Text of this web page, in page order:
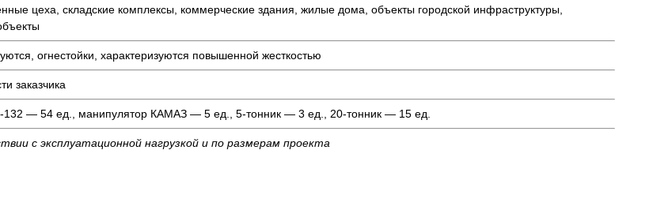
цеха, складские комплексы, коммерческие здания, жилые дома, объекты городской инфраструктуры,
огнестойки, характеризуются повышенной жесткостью
заказчика
132 — 54 ед., манипулятор КАМАЗ — 5 ед., 5-тонник — 3 ед., 20-тонник — 15 ед.
с эксплуатационной нагрузкой и по размерам проекта